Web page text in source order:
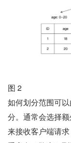
图 2
如何划分范围可
分。通常会选择
来接收客户端请